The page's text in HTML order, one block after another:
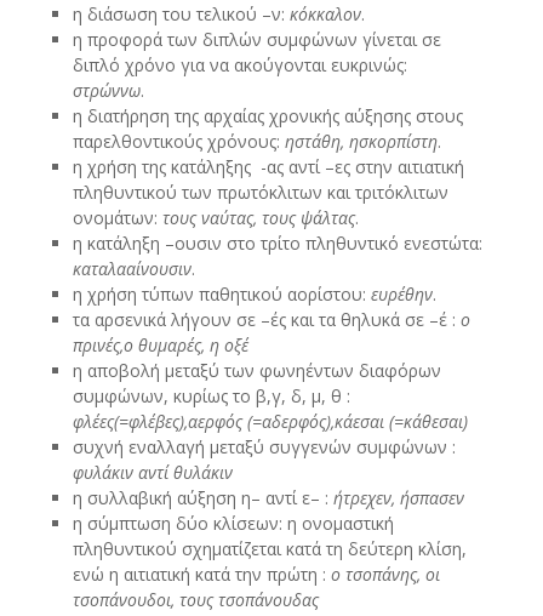
η διάσωση του τελικού –ν: κόκκαλον.
η προφορά των διπλών συμφώνων γίνεται σε
διπλό χρόνο για να ακούγονται ευκρινώς:
στρώννω.
η διατήρηση της αρχαίας χρονικής αύξησης στους
παρελθοντικούς χρόνους: ηστάθη, ησκορπίστη.
η χρήση της κατάληξης -ας αντί –ες στην αιτιατική
πληθυντικού των πρωτόκλιτων και τριτόκλιτων
ονομάτων: τους ναύτας, τους ψάλτας.
η κατάληξη –ουσιν στο τρίτο πληθυντικό ενεστώτα:
καταλααίνουσιν.
η χρήση τύπων παθητικού αορίστου: ευρέθην.
τα αρσενικά λήγουν σε –ές και τα θηλυκά σε –έ : ο
πρινές,ο θυμαρές, η οξέ
η αποβολή μεταξύ των φωνηέντων διαφόρων
συμφώνων, κυρίως το β,γ, δ, μ, θ :
φλέες(=φλέβες),αερφός (=αδερφός),κάεσαι (=κάθεσαι)
συχνή εναλλαγή μεταξύ συγγενών συμφώνων :
φυλάκιν αντί θυλάκιν
η συλλαβική αύξηση η– αντί ε– : ήτρεχεν, ήσπασεν
η σύμπτωση δύο κλίσεων: η ονομαστική
πληθυντικού σχηματίζεται κατά τη δεύτερη κλίση,
ενώ η αιτιατική κατά την πρώτη : ο τσοπάνης, οι
τσοπάνουδοι, τους τσοπάνουδας